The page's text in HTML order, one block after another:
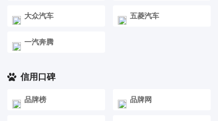
大众汽车 五菱汽车
一汽奔腾
信用口碑
品牌榜 品牌网